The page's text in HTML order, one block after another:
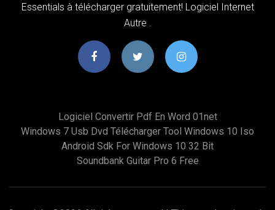
Essentials à télécharger gratuitement! Logiciel Internet
Autre .
Logiciel Convertir Pdf En Word 01net
Windows 7 Usb Dvd Télécharger Tool Windows 10 Iso
Android Sdk For Windows 10 32 Bit
Soundbank Guitar Pro 6 Free